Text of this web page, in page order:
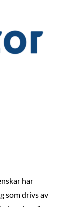
har
som drivs av